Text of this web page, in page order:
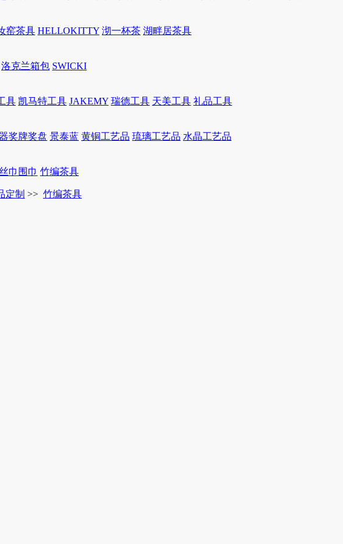
窑茶具 HELLOKITTY 沏一杯茶 湖畔居茶具
洛克兰箱包 SWICKI
具 凯马特工具 JAKEMY 瑞德工具 天美工具 礼品工具
奖牌奖盘 景泰蓝 黄铜工艺品 琉璃工艺品 水晶工艺品
巾围巾 竹编茶具
定制 >> 竹编茶具